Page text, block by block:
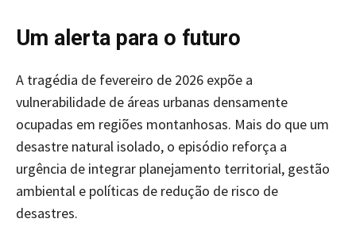
Um alerta para o futuro
A tragédia de fevereiro de 2026 expõe a
vulnerabilidade de áreas urbanas densamente
ocupadas em regiões montanhosas. Mais do que um
desastre natural isolado, o episódio reforça a
urgência de integrar planejamento territorial, gestão
ambiental e políticas de redução de risco de
desastres.